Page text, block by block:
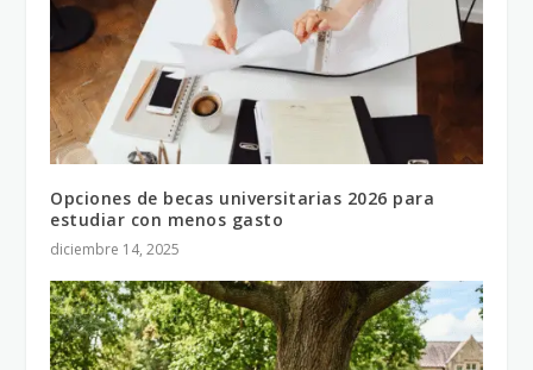
Opciones de becas universitarias 2026 para
estudiar con menos gasto
diciembre 14, 2025